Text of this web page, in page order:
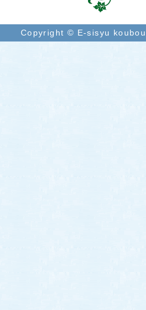
Copyright © E-sisyu